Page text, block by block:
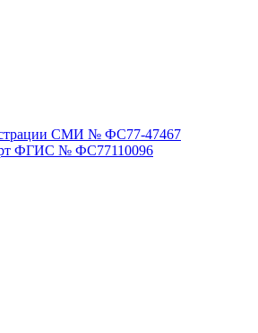
СМИ № ФС77-47467
ФГИС № ФС77110096